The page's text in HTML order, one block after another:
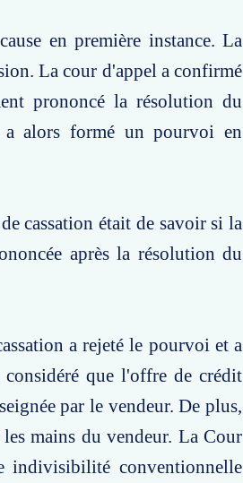
en première instance. La
La cour d'appel a confirmé
prononcé la résolution du
a alors formé un pourvoi en
cassation était de savoir si la
après la résolution du
a rejeté le pourvoi et a
que l'offre de crédit
par le vendeur. De plus,
mains du vendeur. La Cour
indivisibilité conventionnelle